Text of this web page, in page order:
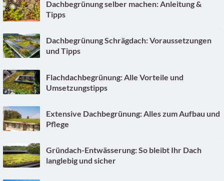
Dachbegrünung selber machen: Anleitung &
Tipps
Dachbegrünung Schrägdach: Voraussetzungen
und Tipps
Flachdachbegrünung: Alle Vorteile und
Umsetzungstipps
Extensive Dachbegrünung: Alles zum Aufbau und
Pflege
Gründach-Entwässerung: So bleibt Ihr Dach
langlebig und sicher